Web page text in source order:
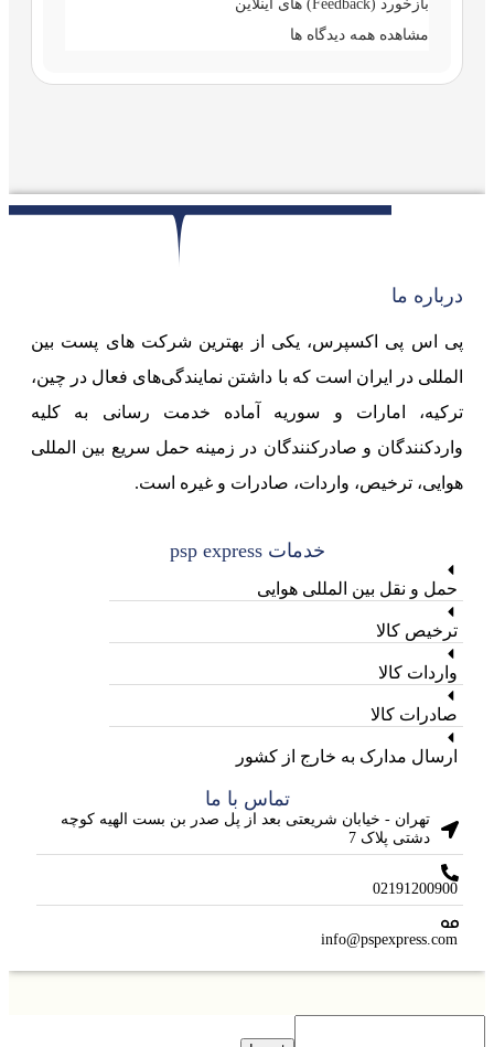
بازخورد (Feedback) های اینلاین
مشاهده همه دیدگاه ها
درباره ما
پی اس پی اکسپرس، یکی از بهترین شرکت های پست بین
المللی در ایران است که با داشتن نمایندگی‌های فعال در چین،
ترکیه، امارات و سوریه آماده خدمت رسانی به کلیه
واردکنندگان و صادرکنندگان در زمینه حمل سریع بین المللی
هوایی، ترخیص، واردات، صادرات و غیره است.
خدمات psp express
حمل و نقل بین المللی هوایی
ترخیص کالا
واردات کالا
صادرات کالا
ارسال مدارک به خارج از کشور
تماس با ما
تهران - خیابان شریعتی بعد از پل صدر بن بست الهیه کوچه
دشتی پلاک 7
02191200900
info@pspexpress.com